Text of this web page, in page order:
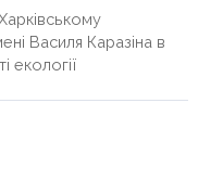
Василя Каразіна в
екології